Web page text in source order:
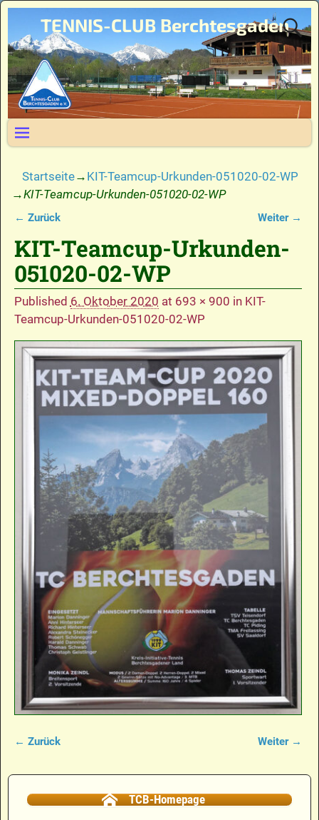
TENNIS-CLUB Berchtesgaden
Startseite→ KIT-Teamcup-Urkunden-051020-02-WP
→KIT-Teamcup-Urkunden-051020-02-WP
← Zurück Weiter →
KIT-Teamcup-Urkunden-
051020-02-WP
Published 6. Oktober 2020 at 693 × 900 in KIT-
Teamcup-Urkunden-051020-02-WP
← Zurück Weiter →
TCB-Homepage